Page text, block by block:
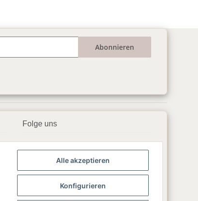
Abonnieren
Folge uns
▶️ YouTube
📸 Instagram
Alle akzeptieren
Konfigurieren